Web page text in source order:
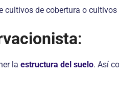
cultivos de cobertura o
:
la estructura del suelo. Así